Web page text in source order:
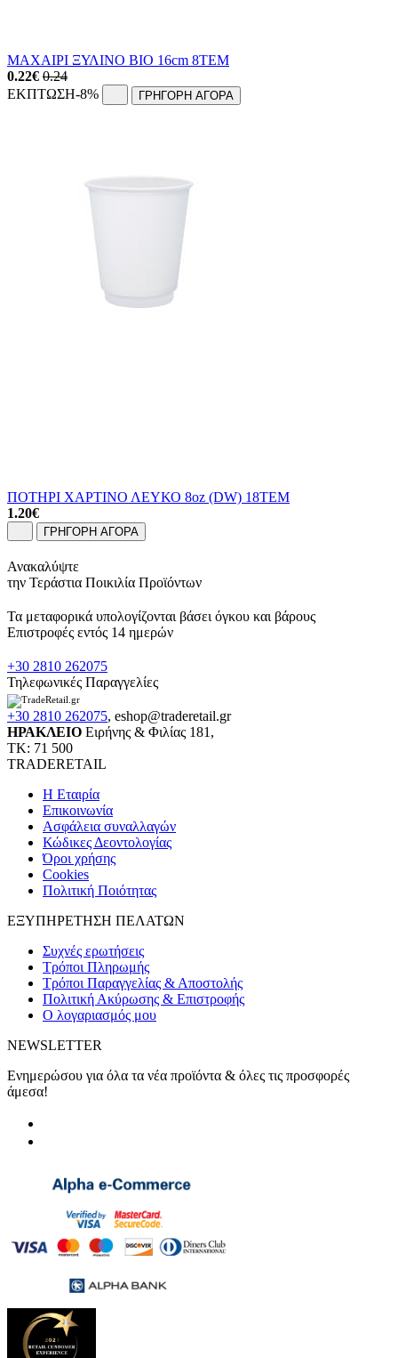
ΜΑΧΑΙΡΙ ΞΥΛΙΝΟ BIO 16cm 8ΤΕΜ
0.22€ 0.24
ΕΚΠΤΩΣΗ-8% ΓΡΗΓΟΡΗ ΑΓΟΡΑ
ΠΟΤΗΡΙ ΧΑΡΤΙΝΟ ΛΕΥΚΟ 8oz (DW) 18ΤΕΜ
1.20€
ΓΡΗΓΟΡΗ ΑΓΟΡΑ
Ανακαλύψτε
την Τεράστια Ποικιλία Προϊόντων
Τα μεταφορικά υπολογίζονται βάσει όγκου και βάρους
Επιστροφές εντός 14 ημερών
+30 2810 262075
Τηλεφωνικές Παραγγελίες
+30 2810 262075, eshop@traderetail.gr
ΗΡΑΚΛΕΙΟ Ειρήνης & Φιλίας 181,
ΤΚ: 71 500
TRADERETAIL
H Εταιρία
Eπικοινωνία
Ασφάλεια συναλλαγών
Κώδικες Δεοντολογίας
Όροι χρήσης
Cookies
Πολιτική Ποιότητας
ΕΞΥΠΗΡΕΤΗΣΗ ΠΕΛΑΤΩΝ
Συχνές ερωτήσεις
Τρόποι Πληρωμής
Τρόποι Παραγγελίας & Αποστολής
Πολιτική Ακύρωσης & Επιστροφής
Ο λογαριασμός μου
NEWSLETTER
Ενημερώσου για όλα τα νέα προϊόντα & όλες τις προσφορές
άμεσα!